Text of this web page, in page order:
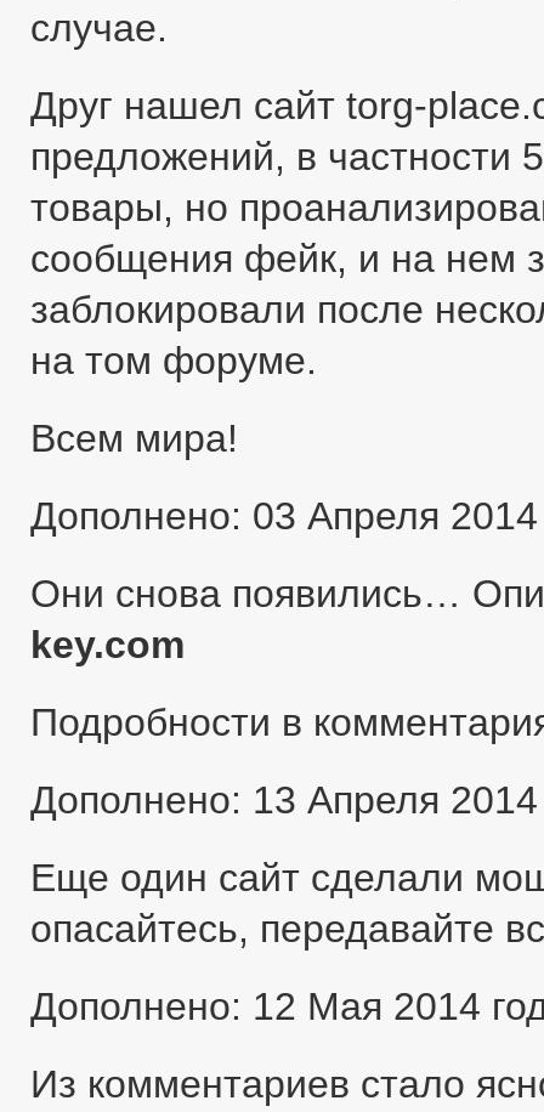
случае.
Друг нашел сайт torg-
предложений, в частности
товары, но
сообщения фейк, и на нем
заблокировали после
на том форуме.
Всем мира!
Дополнено: 03 Апреля 2014
Они снова появились…
key.com
Подробности в
Дополнено: 13 Апреля 2014
Еще один сайт сделали
опасайтесь, передавайте
Дополнено: 12 Мая 2014
Из комментариев стало